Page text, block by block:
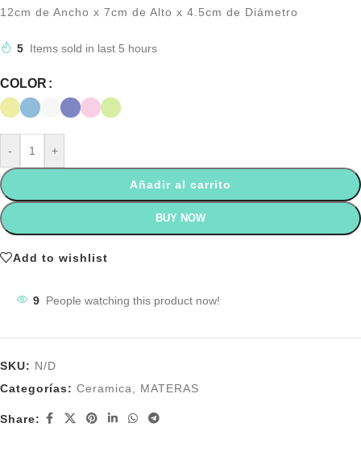
12cm de Ancho x 7cm de Alto x 4.5cm de Diámetro
5 Items sold in last 5 hours
COLOR
- +
Añadir al carrito
BUY NOW
Add to wishlist
9 People watching this product now!
SKU: N/D
Categorías: Ceramica MATERAS
Share: